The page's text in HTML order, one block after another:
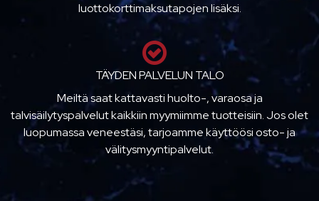
luottokorttimaksutapojen lisäksi.
TÄYDEN PALVELUN TALO
Meiltä saat kattavasti huolto-, varaosa ja
talvisäilytyspalvelut kaikkiin myymiimme tuotteisiin. Jos olet
luopumassa veneestäsi, tarjoamme käyttöösi osto- ja
välitysmyyntipalvelut.